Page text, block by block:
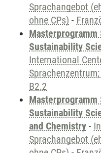
Sprachangebot
ohne CPs) -
Sustainability
International
B2.2
Sustainability
and Chemistry -
Sprachangebot